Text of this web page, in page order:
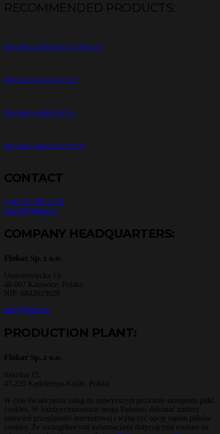
RECOMMENDED PRODUCTS:
REVLINE ULTRA MOTO 4T 10W-40
REVLINE ULTRA MOTO 2T
REVLINE HYBRID ATF VI
REVLINE HYBRID DCT/DSG
CONTACT
(+48) 32 700 22 50
export@flukar.eu
COMPANY HEADQUARTERS:
Flukar Sp. z o.o.
Uniwersytecka 13
40-007 Katowice, Polska
NIP: 6842623029
info@flukar.eu
PRODUCTION PLANT:
Flukar Sp. z o.o.
Szkolna 15,
47-225 Kędzierzyn-Koźle, Polska
W celu świadczenia usług na najwyższym poziomie stosujemy pliki
cookies. W każdym momencie mogą Państwo dokonać zmiany
ustawień przeglądarki internetowej i wyłączyć opcję zapisu plików
cookies. Ze szczegółowymi informacjami dotyczącymi cookies na